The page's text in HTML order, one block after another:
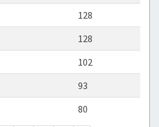
128
128
102
93
80